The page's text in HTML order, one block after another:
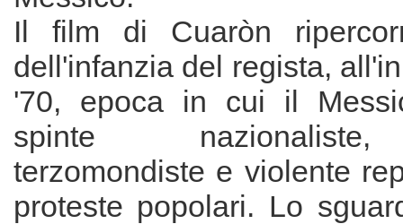
Il film di Cuaròn
dell'infanzia del regista,
'70, epoca in cui il
spinte
terzomondiste e violente
proteste popolari. Lo